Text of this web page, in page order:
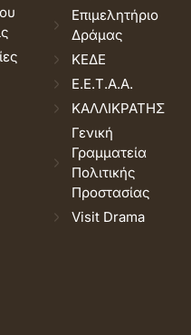
Επιμελητήριο
Δράμας
ΚΕΔΕ
Ε.Ε.Τ.Α.Α.
ΚΑΛΛΙΚΡΑΤΗΣ
Γενική
Γραμματεία
Πολιτικής
Προστασίας
Visit Drama